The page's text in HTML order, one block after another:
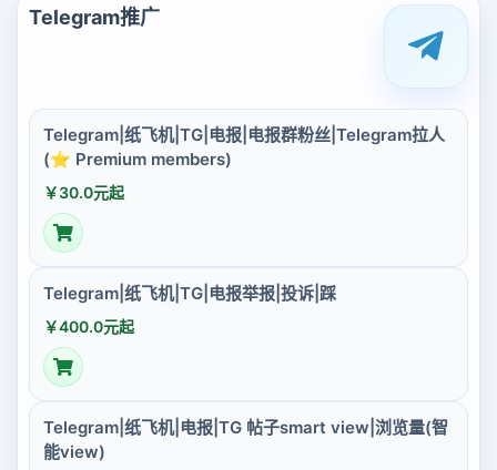
Telegram推广
Telegram|纸飞机|TG|电报|电报群粉丝|Telegram拉人
(⭐ Premium members)
￥30.0元起
Telegram|纸飞机|TG|电报举报|投诉|踩
￥400.0元起
Telegram|纸飞机|电报|TG 帖子smart view|浏览量(智
能view)